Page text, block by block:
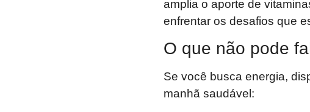
amplia o aporte de
enfrentar os desafios que
O que não pode
Se você busca energia,
manhã saudável: